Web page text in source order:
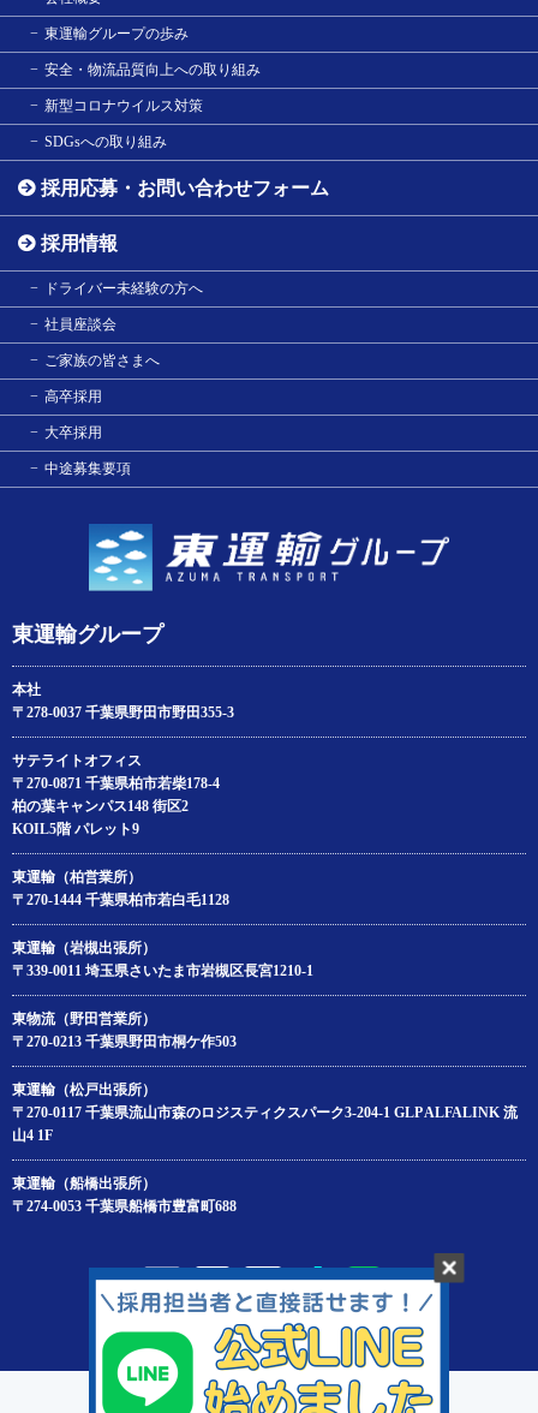
東運輸グループ
本社
〒278-0037 千葉県野田市野田355-3
サテライトオフィス
〒270-0871 千葉県柏市若柴178‐4
柏の葉キャンパス148 街区2
KOIL5階 パレット9
東運輸（柏営業所）
〒270-1444 千葉県柏市若白毛1128
東運輸（岩槻出張所）
〒339-0011 埼玉県さいたま市岩槻区長宮1210-1
東物流（野田営業所）
〒270-0213 千葉県野田市桐ケ作503
東運輸（松戸出張所）
〒270-0117 千葉県流山市森のロジスティクスパーク3-204‐1 GLP ALFALINK 流
山4 1F
東運輸（船橋出張所）
〒274-0053 千葉県船橋市豊富町688
東運輸グループの歩み
安全・物流品質向上への取り組み
新型コロナウイルス対策
SDGsへの取り組み
採用応募・お問い合わせフォーム
採用情報
ドライバー未経験の方へ
社員座談会
ご家族の皆さまへ
高卒採用
大卒採用
中途募集要項
Copyright© AZUMA UNYU,LTD.All Rights Reserved.